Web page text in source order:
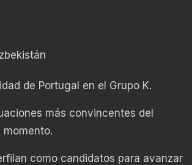
de Portugal en el Grupo K.
más convincentes del
como candidatos para avanzar